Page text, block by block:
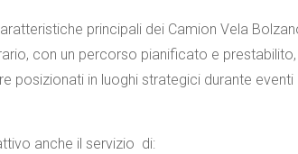
principali dei Camion Vela
con un percorso pianificato e
posizionati in luoghi strategici durante
anche il servizio di: